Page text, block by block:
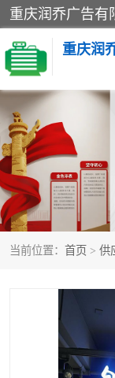
重庆润
当前位置： 首页 > 供
招牌类
灯箱类
标识标牌类
展架